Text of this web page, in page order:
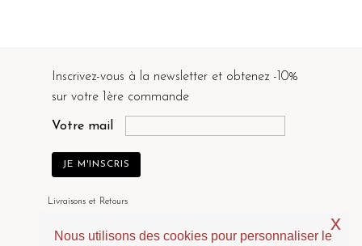
Inscrivez-vous à la newsletter et obtenez -10%
sur votre 1ère commande
Votre mail
Livraisons et Retours
Nous utilisons des cookies pour personnaliser le
x